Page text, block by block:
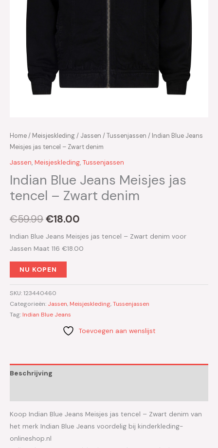
Home/ Meisjeskleding/ Jassen /Tussenjassen / Indian Blue Jeans
Meisjes jas tencel – Zwart denim
Jassen, Meisjeskleding, Tussenjassen
Indian Blue Jeans Meisjes jas
tencel – Zwart denim
€59.99€18.00
Indian Blue Jeans Meisjes jas tencel – Zwart denim voor
Jassen Maat 116 €18.00
NU KOPEN
SKU:123440460
Categorieën: Jassen, Meisjeskleding,Tussenjassen
Tag: Indian Blue Jeans
Toevoegen aan wenslijst
Beschrijving
Koop Indian Blue Jeans Meisjes jas tencel – Zwart denim van
het merk Indian Blue Jeans voordelig bij kinderkleding-
onlineshop.nl